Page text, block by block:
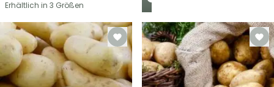
Erhältlich in 3 Größen